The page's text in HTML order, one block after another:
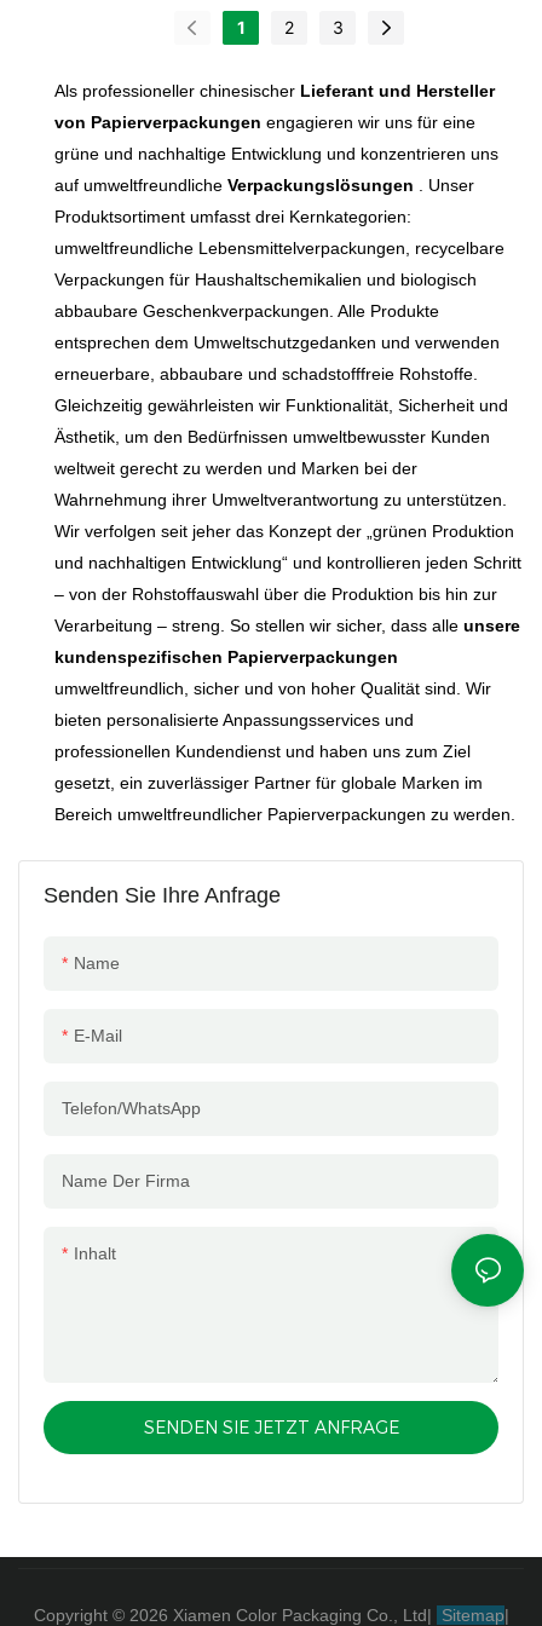
Senden Sie Ihre Anfrage
Name
E-Mail
Telefon/WhatsApp
Name Der Firma
Inhalt
SENDEN SIE JETZT ANFRAGE
ansprechende Präsentation.
traditionelle japanische
Süßigkeiten, bekannt als
Wagashi, elegant präsentiert.
Die aus robustem Kraftpapier
gefertigte Box unterstreicht
nicht nur die Ästhetik Ihrer
Leckereien für die
Teezeremonie, sondern
verleiht jedem Geschenk
auch eine persönliche Note.
1 2 3
Als professioneller chinesischer Lieferant und Hersteller
von Papierverpackungen engagieren wir uns für eine
grüne und nachhaltige Entwicklung und konzentrieren uns
auf umweltfreundliche Verpackungslösungen . Unser
Produktsortiment umfasst drei Kernkategorien:
umweltfreundliche Lebensmittelverpackungen, recycelbare
Verpackungen für Haushaltschemikalien und biologisch
abbaubare Geschenkverpackungen. Alle Produkte
entsprechen dem Umweltschutzgedanken und verwenden
erneuerbare, abbaubare und schadstofffreie Rohstoffe.
Gleichzeitig gewährleisten wir Funktionalität, Sicherheit und
Ästhetik, um den Bedürfnissen umweltbewusster Kunden
weltweit gerecht zu werden und Marken bei der
Wahrnehmung ihrer Umweltverantwortung zu unterstützen.
Wir verfolgen seit jeher das Konzept der „grünen Produktion
und nachhaltigen Entwicklung“ und kontrollieren jeden Schritt
– von der Rohstoffauswahl über die Produktion bis hin zur
Verarbeitung – streng. So stellen wir sicher, dass alle unsere
kundenspezifischen Papierverpackungen
umweltfreundlich, sicher und von hoher Qualität sind. Wir
bieten personalisierte Anpassungsservices und
professionellen Kundendienst und haben uns zum Ziel
gesetzt, ein zuverlässiger Partner für globale Marken im
Bereich umweltfreundlicher Papierverpackungen zu werden.
Copyright © 2026 Xiamen Color Packaging Co., Ltd| Sitemap|